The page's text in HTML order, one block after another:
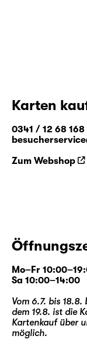
Karten
0341 / 12 68 168
Zum Webshop
Mo–Fr
Sa 10:00–14:00
Vom 6.7. bis
dem 19.8. ist die
Kartenkauf über
möglich.